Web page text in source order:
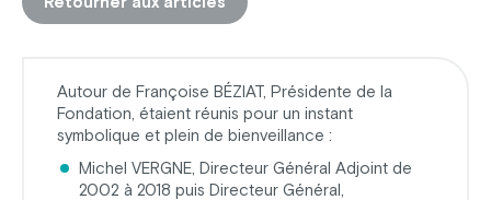
Autour de Françoise BÉZIAT, Présidente de la
Fondation, étaient réunis pour un instant
symbolique et plein de bienveillance :
Michel VERGNE, Directeur Général Adjoint de
2002 à 2018 puis Directeur Général,